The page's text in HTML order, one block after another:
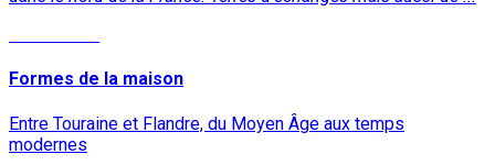
Formes de la maison
Entre Touraine et Flandre, du Moyen Âge aux temps
modernes